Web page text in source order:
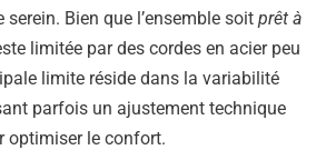
Bien que l’ensemble soit prêt à
limitée par des cordes en acier peu
limite réside dans la variabilité
parfois un ajustement technique
optimiser le confort.